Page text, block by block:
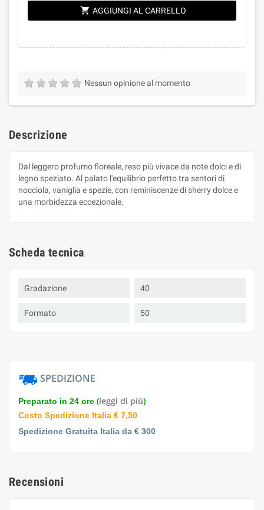
shopping_cart AGGIUNGI AL CARRELLO
Nessun opinione al momento
Descrizione
Dal leggero profumo floreale, reso più vivace da note dolci e di
legno speziato. Al palato l'equilibrio perfetto tra sentori di
nocciola, vaniglia e spezie, con reminiscenze di sherry dolce e
una morbidezza eccezionale.
Scheda tecnica
Gradazione 40
Formato 50
SPEDIZIONE
Preparato in 24 ore (leggi di più)
Costo Spedizione Italia € 7,50
Spedizione Gratuita Italia da € 300
Recensioni